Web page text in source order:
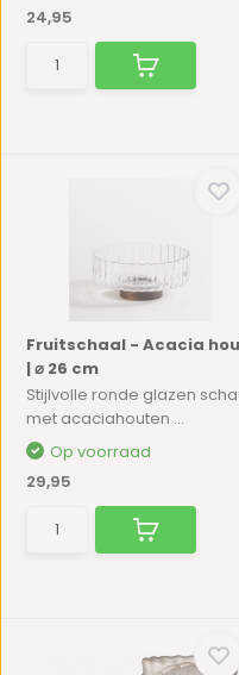
24,95
Fruitschaal - Acacia
| ⌀ 26 cm
Stijlvolle ronde glazen
met acaciahouten ...
Op voorraad
29,95